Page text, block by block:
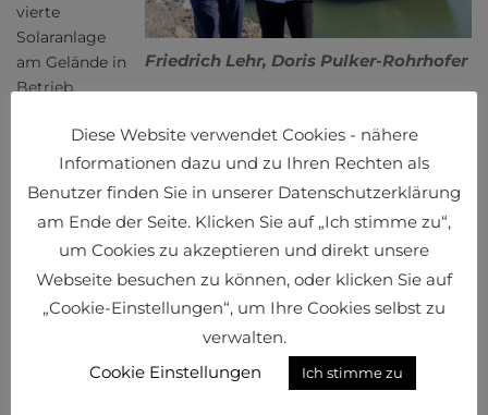
Friedrich Lehr, Doris Pulker-Rohrhofer
vierte
Solaranlage
am Gelände in
Betrieb
Liegenschaften im Bereich Freudenauer Hafenstraße zu ca.
80 % aus Sonnenenergie gedeckt. Außerdem wird mit der
Fertigstellung der beiden Filmhallen die fünfte
Fotovoltaikanlage am Hafen Wien errichtet, eine sechste
„Insgesamt konnte der Hafen Wien seinen
Gesamtenergieverbrauch seit 2019 um fast acht Prozent
reduzieren und die CO2-Emissionen standortübergreifend
um 16 Prozent senken“, resümiert Doris Pulker-Rohrhofer,
technische Geschäftsführerin des Hafen Wien. Besonderes
Augenmerk auf ressourcenschonendes Wirtschaften
Diese Website verwendet Cookies - nähere
Informationen dazu und zu Ihren Rechten als
Benutzer finden Sie in unserer Datenschutzerklärung
am Ende der Seite. Klicken Sie auf „Ich stimme zu“,
um Cookies zu akzeptieren und direkt unsere
Webseite besuchen zu können, oder klicken Sie auf
„Cookie-Einstellungen“, um Ihre Cookies selbst zu
verwalten.
Cookie Einstellungen
Ich stimme zu